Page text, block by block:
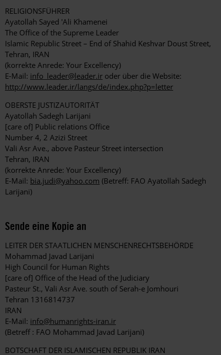
RELIGIONSFÜHRER
Ayatollah Sayed 'Ali Khamenei
The Office of the Supreme Leader
Islamic Republic Street – End of Shahid Keshvar Doust Street,
Tehran, IRAN
(korrekte Anrede: Your Excellency)
E-Mail: info_leader@leader.ir oder über die Website:
http://www.leader.ir/langs/de/index.php?p=letter
OBERSTE JUSTIZAUTORITÄT
Ayatollah Sadegh Larijani
[care of] Public relations Office
Number 4, 2 Azizi Street
Vali Asr Ave., above Pasteur Street intersection
Tehran, IRAN
(korrekte Anrede: Your Excellency)
E-Mail: bia.judi@yahoo.com (Betreff: FAO Ayatollah Sadegh
Larijani)
Sende eine Kopie an
LEITER DER STAATLICHEN MENSCHENRECHTSBEHÖRDE
Mohammad Javad Larijani
High Council for Human Rights
[care of] Office of the Head of the Judiciary
Pasteur St., Vali Asr Ave. south of Serah-e Jomhouri
Tehran 1316814737
IRAN
E-Mail: info@humanrights-iran.ir
(Betreff : FAO Mohammad Javad Larijani)
BOTSCHAFT DER ISLAMISCHEN REPUBLIK IRAN